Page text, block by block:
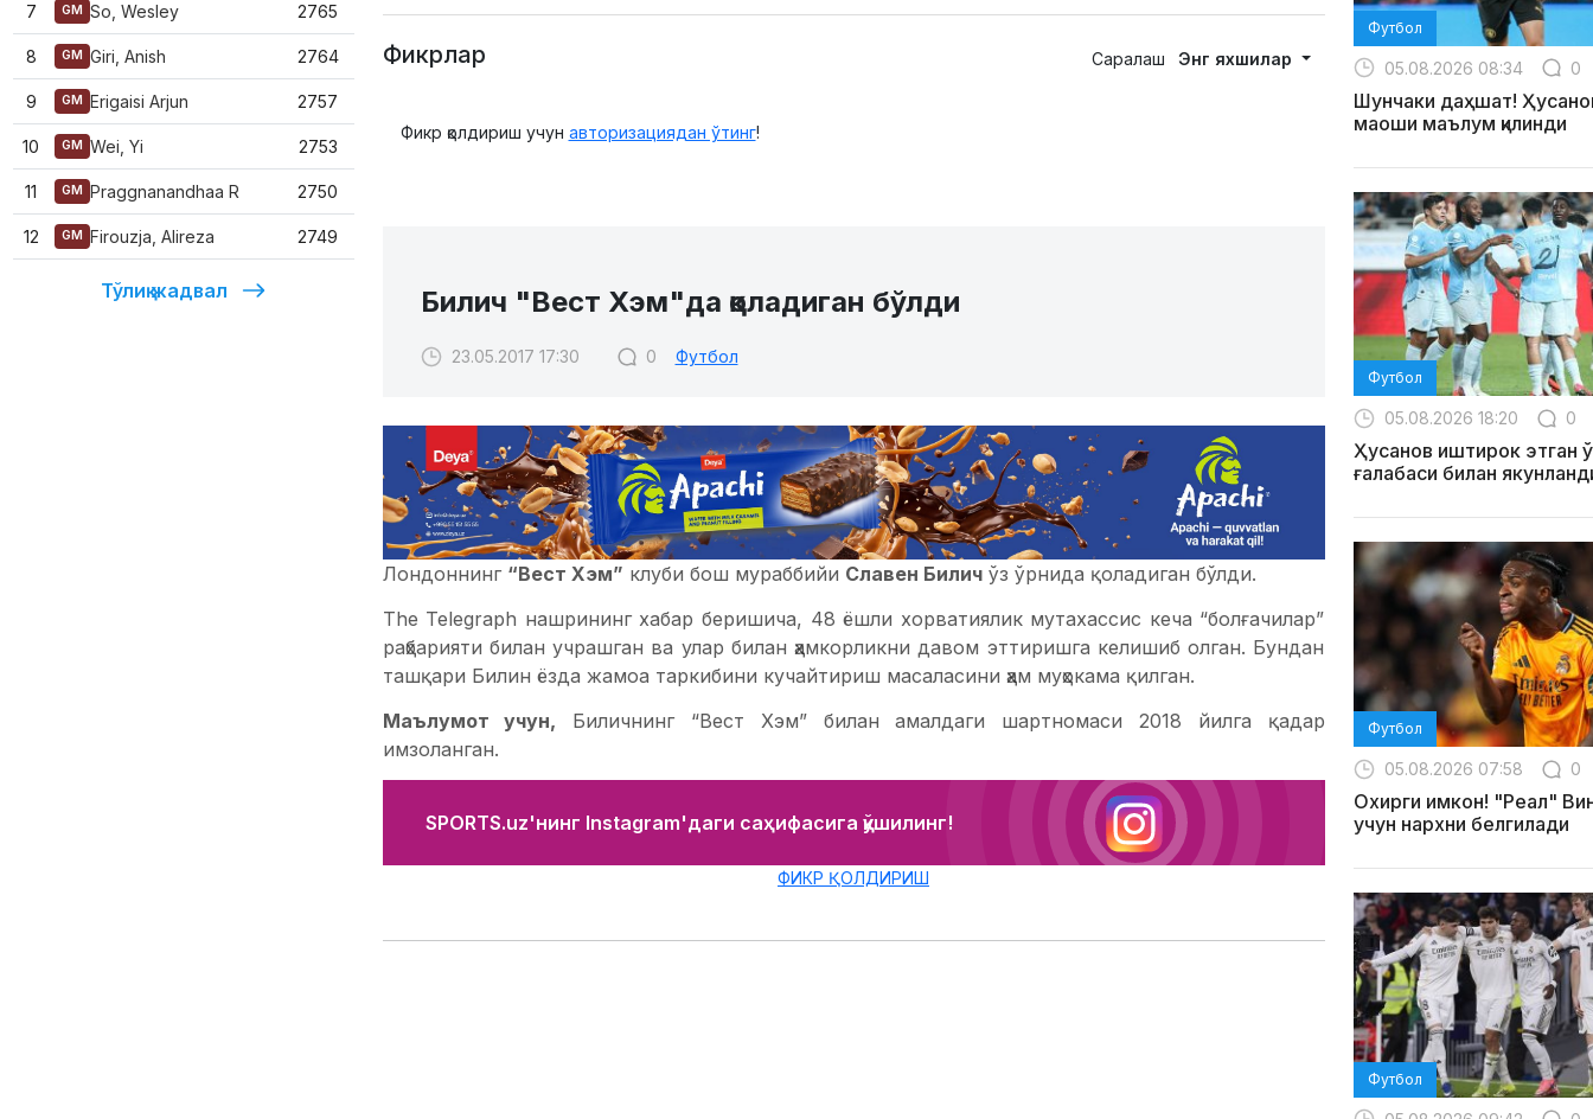
7 GM So, Wesley 2765
8 GM Giri, Anish 2764
9 GM Erigaisi Arjun 2757
10 GM Wei, Yi 2753
11 GM Praggnanandhaa R 2750
12 GM Firouzja, Alireza 2749
Тўлиқ жадвал
Фикрлар Саралаш Энг яхшилар
Фикр қолдириш учун авторизациядан ўтинг!
Билич "Вест Хэм"да қоладиган бўлди
23.05.2017 17:30 0 Футбол
Лондоннинг “Вест Хэм” клуби бош мураббийи Славен Биличўз ўрнида қоладиган бўлди.
The Telegraph нашрининг хабар беришича, 48 ёшли хорватиялик мутахассис кеча “болғачилар”
раҳбарияти билан учрашган ва улар билан ҳамкорликни давом эттиришга келишиб олган. Бундан
ташқари Билин ёзда жамоа таркибини кучайтириш масаласини ҳам муҳокама қилган.
Маълумот учун, Биличнинг “Вест Хэм” билан амалдаги шартномаси 2018 йилга қадар
имзоланган.
SPORTS.uz'нинг Instagram'даги саҳифасига қўшилинг!
ФИКР ҚОЛДИРИШ
Футбол
05.08.2026 08:34 0
Шунчаки даҳшат!
маоши маълум қилинди
Футбол
05.08.2026 18:20 0
Ҳусанов иштирок этган
ғалабаси билан
Футбол
05.08.2026 07:58 0
Охирги имкон! "Реал"
учун нархни белгилади
Футбол